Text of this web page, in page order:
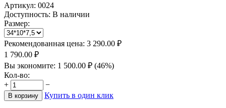
Артикул: 0024
Доступность: В наличии
Размер:
Рекомендованная цена: 3 290.00 ₽
1 790.00 ₽
Вы экономите: 1 500.00 ₽ (46%)
Кол-во:
+
−
В корзину Купить в один клик